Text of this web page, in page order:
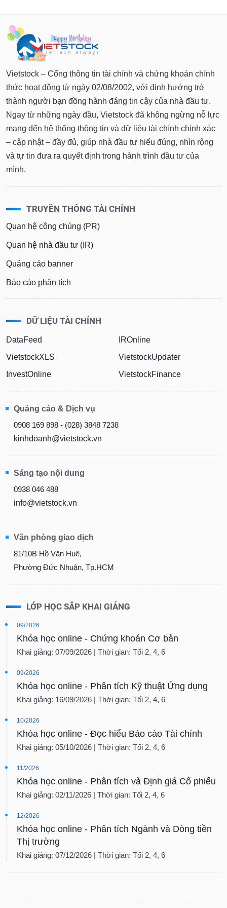
Vietstock – Cổng thông tin tài chính và chứng khoán chính
thức hoạt động từ ngày 02/08/2002, với định hướng trở
thành người bạn đồng hành đáng tin cậy của nhà đầu tư.
Ngay từ những ngày đầu, Vietstock đã không ngừng nỗ lực
mang đến hệ thống thông tin và dữ liệu tài chính chính xác
– cập nhật – đầy đủ, giúp nhà đầu tư hiểu đúng, nhìn rộng
và tự tin đưa ra quyết định trong hành trình đầu tư của
mình.
TRUYỀN THÔNG TÀI CHÍNH
Quan hệ công chúng (PR)
Quan hệ nhà đầu tư (IR)
Quảng cáo banner
Báo cáo phân tích
DỮ LIỆU TÀI CHÍNH
DataFeed
VietstockXLS
InvestOnline
IROnline
VietstockUpdater
VietstockFinance
Quảng cáo & Dịch vụ
0908 169 898 - (028) 3848 7238
kinhdoanh@vietstock.vn
Sáng tạo nội dung
0938 046 488
info@vietstock.vn
Văn phòng giao dịch
81/10B Hồ Văn Huê,
Phường Đức Nhuận, Tp.HCM
LỚP HỌC SẮP KHAI GIẢNG
09/2026
Khóa học online - Chứng khoán Cơ bản
Khai giảng: 07/09/2026 | Thời gian: Tối 2, 4, 6
09/2026
Khóa học online - Phân tích Kỹ thuật Ứng dụng
Khai giảng: 16/09/2026 | Thời gian: Tối 2, 4, 6
10/2026
Khóa học online - Đọc hiểu Báo cáo Tài chính
Khai giảng: 05/10/2026 | Thời gian: Tối 2, 4, 6
11/2026
Khóa học online - Phân tích và Định giá Cổ phiếu
Khai giảng: 02/11/2026 | Thời gian: Tối 2, 4, 6
12/2026
Khóa học online - Phân tích Ngành và Dòng tiền
Thị trường
Khai giảng: 07/12/2026 | Thời gian: Tối 2, 4, 6
liệu
tài
chính